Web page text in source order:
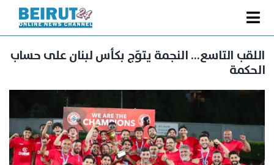
content
Toggle
Navigation
الصفحة الرئيسية
سياسة
فنّ
رياضة
اللقب التاسع… النجمة يتوّج بكأس لبنان على حساب
الحكمة